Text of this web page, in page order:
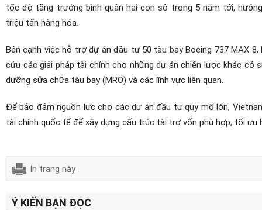
tốc độ tăng trưởng bình quân hai con số trong 5 năm tới,
triệu tấn hàng hóa.
Bên cạnh việc hỗ trợ dự án đầu tư 50 tàu bay Boeing 737 MAX
cứu các giải pháp tài chính cho những dự án chiến lược khác
dưỡng sửa chữa tàu bay (MRO) và các lĩnh vực liên quan.
Để bảo đảm nguồn lực cho các dự án đầu tư quy mô lớn,
tài chính quốc tế để xây dựng cấu trúc tài trợ vốn phù hợp, tối
In trang này
Ý KIẾN BẠN ĐỌC